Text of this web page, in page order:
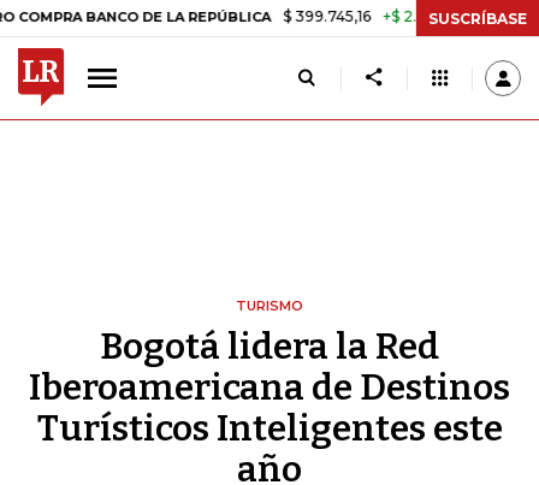
BANCO DE LA REPÚBLICA $ 399.745,16 +$ 2.295,71 +0,58% TASA
SUSCRÍBASE
TURISMO
Bogotá lidera la Red
Iberoamericana de Destinos
Turísticos Inteligentes este
año